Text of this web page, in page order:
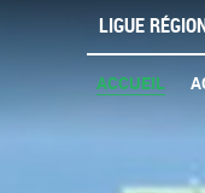
LIGUE
ACCUEIL